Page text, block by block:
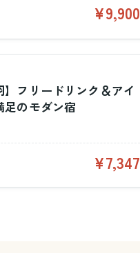
¥9,900
】フリードリンク＆アイ
足のモダン宿
¥7,347